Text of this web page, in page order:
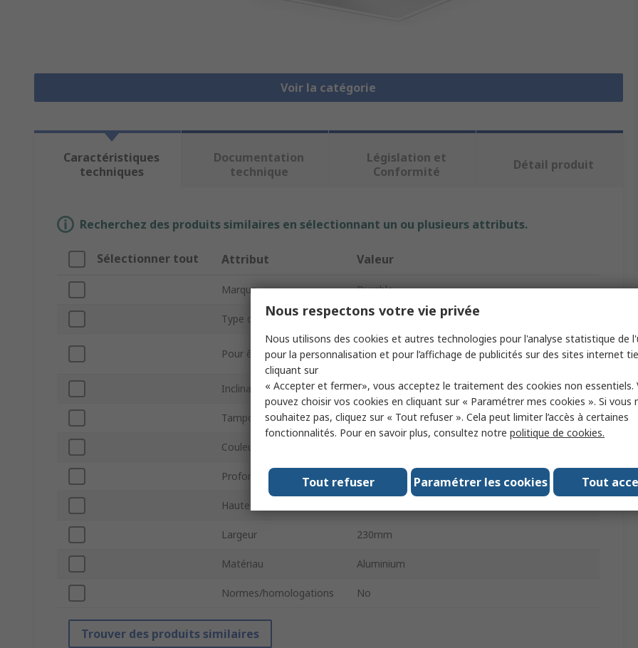
Voir la catégorie
Caractéristiques
techniques
Documentation
technique
Législation et
Conformité
Détail produit
Recherchez des produits similaires en sélectionnant un ou plusieurs attributs.
Sélectionner tout Attribut Valeur
Marque Durable
Type de produit Support pour ordinateur portable
Pour être utilisé avec
Support de table réglable pour ordinateurs
portables
Inclinaison réglable Oui
Tampons antidérapants Oui
Couleur
Profondeur
Hauteur
Largeur 230mm
Matériau Aluminium
Normes/homologations No
Trouver des produits similaires
Nous respectons votre vie privée
Nous utilisons des cookies et autres technologies pour l'analyse statistique de
pour la personnalisation et pour l’affichage de publicités sur des sites internet
cliquant sur
« Accepter et fermer», vous acceptez le traitement des cookies non essentiels.
pouvez choisir vos cookies en cliquant sur « Paramétrer mes cookies ». Si vous
souhaitez pas, cliquez sur « Tout refuser ». Cela peut limiter l’accès à certaines
fonctionnalités. Pour en savoir plus, consultez notre politique de cookies.
Tout
Paramétrer les cookies
Tout refuser